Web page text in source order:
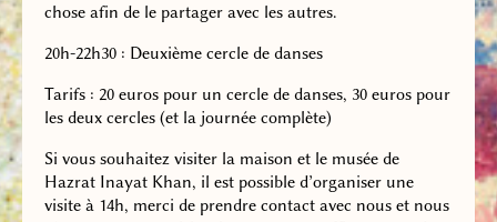
chose afin de le partager avec les autres.
20h-22h30 : Deuxième cercle de danses
Tarifs : 20 euros pour un cercle de danses, 30 euros pour
les deux cercles (et la journée complète)
Si vous souhaitez visiter la maison et le musée de
Hazrat Inayat Khan, il est possible d’organiser une
visite à 14h, merci de prendre contact avec nous et nous